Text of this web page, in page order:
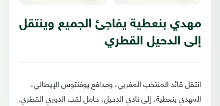
مهدي بنعطية يفاجئ الجميع وينتقل
إلى الدحيل القطري
انتقل قائد المنتخب المغربي، ومدافع يوفنتوس الإيطالي،
المهدي بنعطية، إلى نادي الدحيل، حامل لقب الدوري القطري.